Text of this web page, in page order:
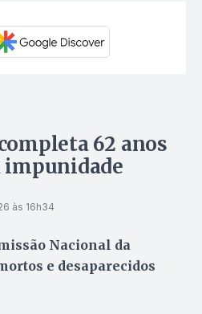
62 anos
impunidade
às 16h34
Nacional da
e desaparecidos